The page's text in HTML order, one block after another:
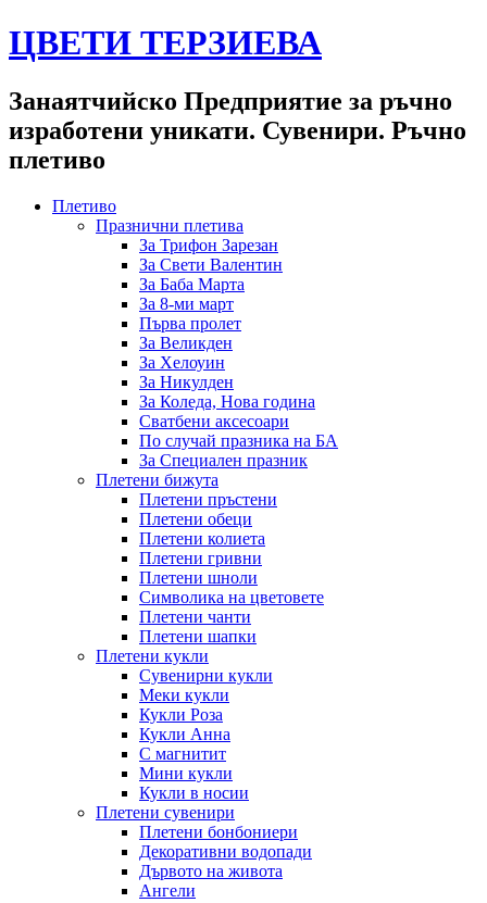
ЦВЕТИ ТЕРЗИЕВА
Занаятчийско Предприятие за ръчно
изработени уникати. Сувенири. Ръчно
плетиво
Плетиво
Празнични плетива
За Трифон Зарезан
За Свети Валентин
За Баба Марта
За 8-ми март
Първа пролет
За Великден
За Хелоуин
За Никулден
За Коледа, Нова година
Сватбени аксесоари
По случай празника на БА
За Специален празник
Плетени бижута
Плетени пръстени
Плетени обeци
Плетени колиета
Плетени гривни
Плетени шноли
Символика на цветовете
Плетени чанти
Плетени шапки
Плетени кукли
Сувенирни кукли
Меки кукли
Кукли Роза
Кукли Анна
С магнитит
Мини кукли
Кукли в носии
Плетени сувенири
Плетени бонбониери
Декоративни водопади
Дървото на живота
Ангели